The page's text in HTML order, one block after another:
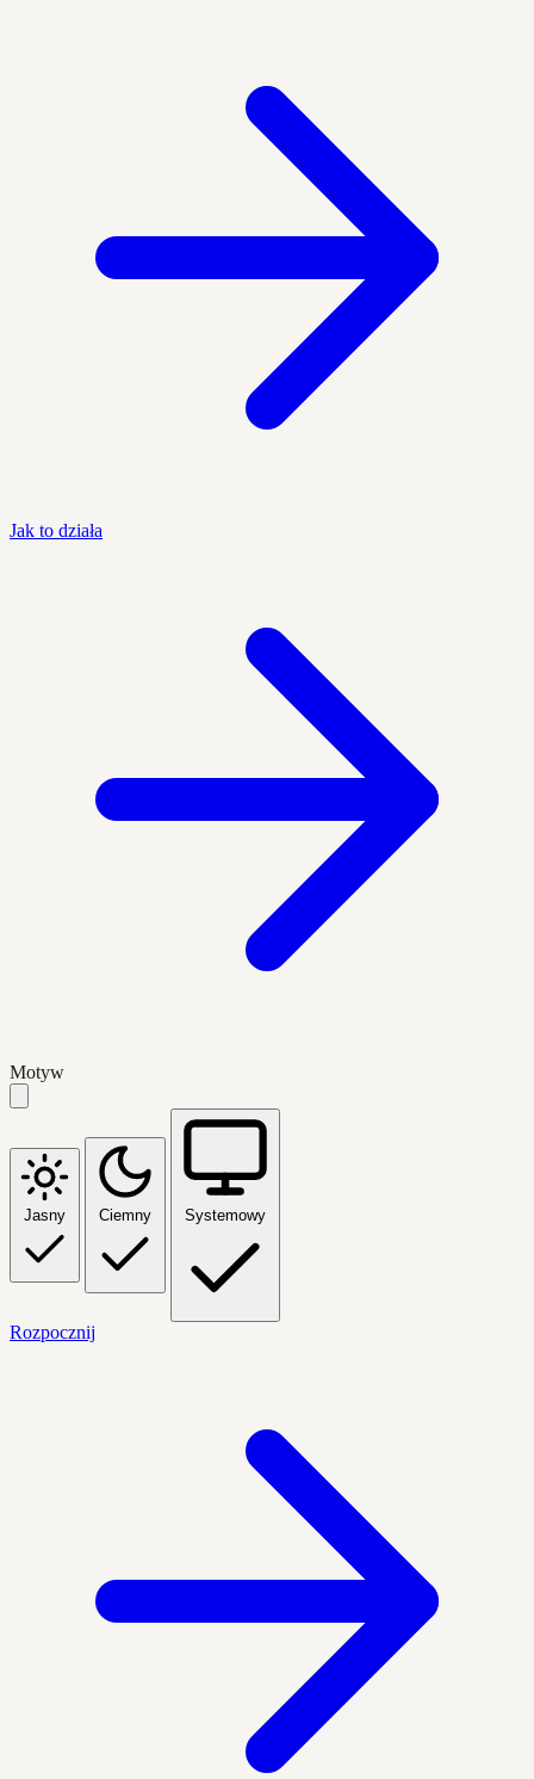
Jak to działa
Motyw
Jasny Ciemny Systemowy
Rozpocznij